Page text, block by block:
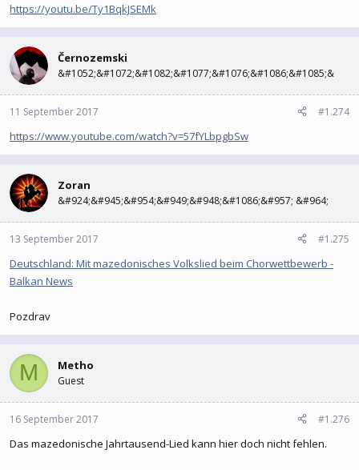
https://youtu.be/Ty1BqkJSEMk
Černozemski
&#1052;&#1072;&#1082;&#1077;&#1076;&#1086;&#1085;&
11 September 2017 #1.274
https://www.youtube.com/watch?v=57fYLbpgbSw
Zoran
&#924;&#945;&#954;&#949;&#948;&#1086;&#957; &#964;
13 September 2017 #1.275
Deutschland: Mit mazedonisches Volkslied beim Chorwettbewerb -
Balkan News
Pozdrav
M Metho
Guest
16 September 2017 #1.276
Das mazedonische Jahrtausend-Lied kann hier doch nicht fehlen.